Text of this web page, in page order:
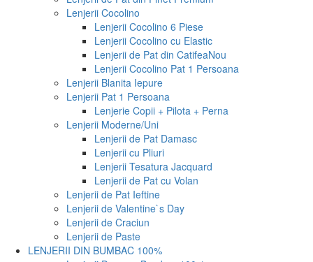
Lenjerii Cocolino
Lenjerii Cocolino 6 Piese
Lenjerii Cocolino cu Elastic
Lenjerii de Pat din CatifeaNou
Lenjerii Cocolino Pat 1 Persoana
Lenjerii Blanita Iepure
Lenjerii Pat 1 Persoana
Lenjerie Copii + Pilota + Perna
Lenjerii Moderne/Uni
Lenjerii de Pat Damasc
Lenjerii cu Pliuri
Lenjerii Tesatura Jacquard
Lenjerii de Pat cu Volan
Lenjerii de Pat Ieftine
Lenjerii de Valentine`s Day
Lenjerii de Craciun
Lenjerii de Paste
LENJERII DIN BUMBAC 100%